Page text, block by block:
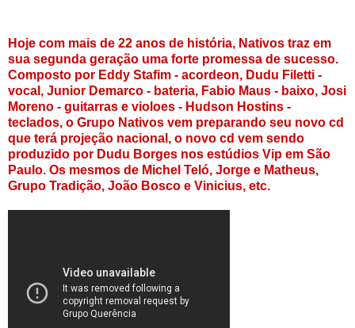
Hoje com mais de 22 anos de história, Nativos traz em
sua segunda geração uma forte promessa de sucesso.
Composto por Eddy Stafim - acordeon, Dudu Filetti -
vocal, Junior Demarco - bateria, Fabio Maus - baixo, Josi
Moreno - guitarras e violoes - Hudson Hostins -
teclados, o Grupo Nativos vem preparando seu novo cd
que terá projeção nacional, o novo cd vem sendo
produzido por Dudu Borges nos estúdios Vip em São
Paulo. Os mesmos de Michel Teló, Jorge e Matheus,
Grupo Tradição, João Bosco e Vinicius, etc.